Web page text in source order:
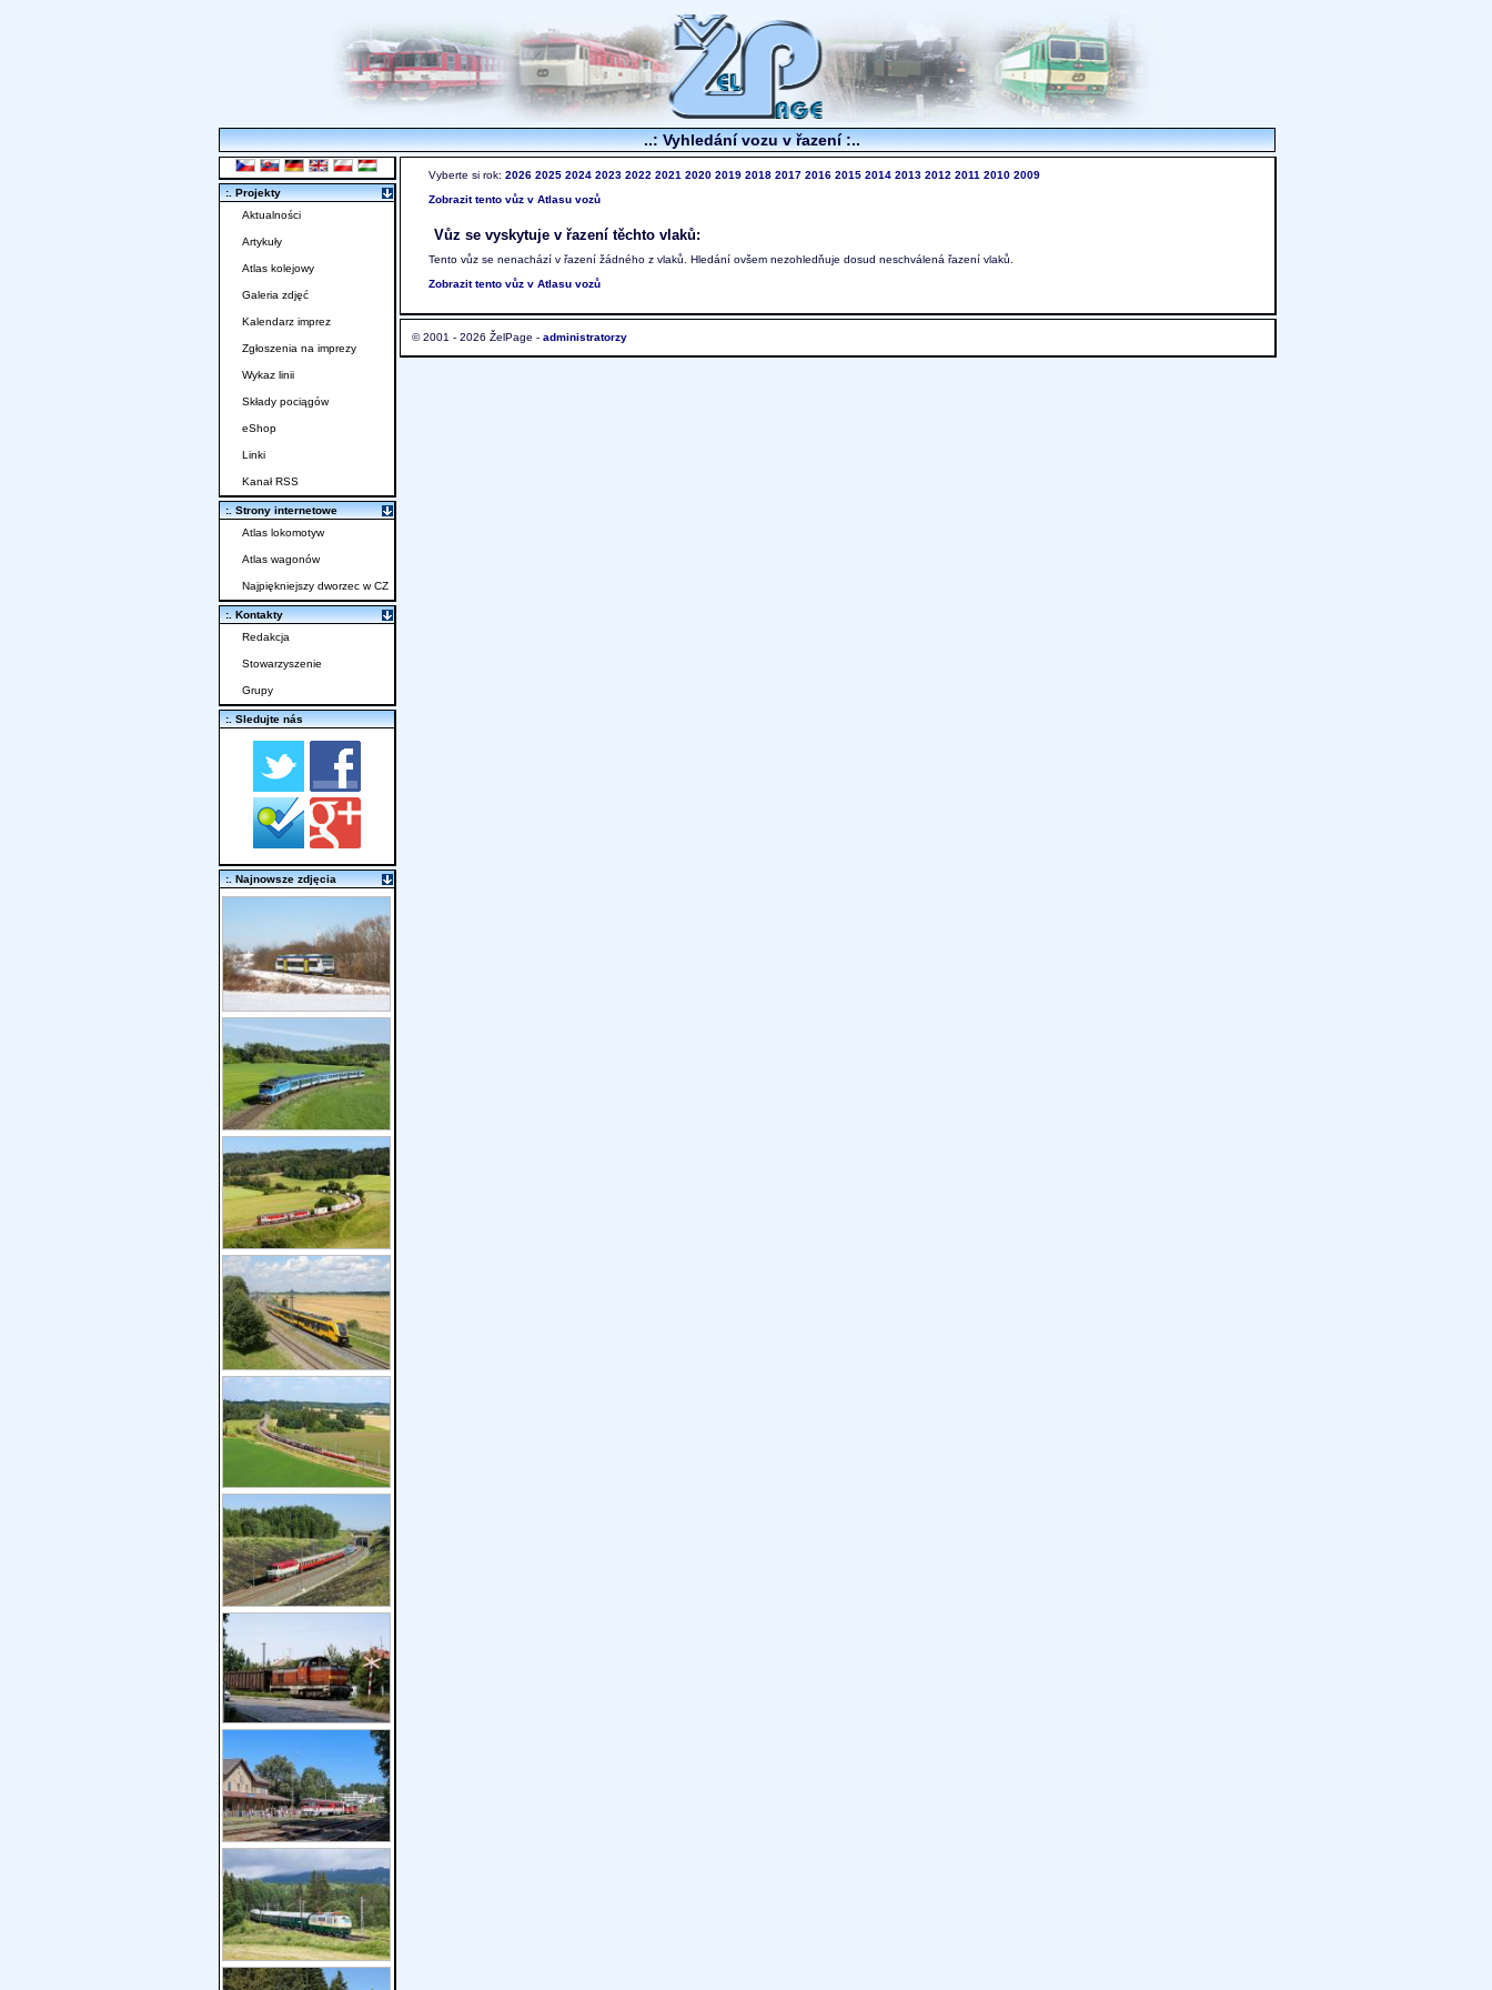
..: Vyhledání vozu v řazení :..
Vyberte si rok: 2026 2025 2024 2023 2022 2021 2020 2019 2018 2017 2016 2015 2014 2013 2012 2011 2010 2009
Zobrazit tento vůz v Atlasu vozů
Vůz se vyskytuje v řazení těchto vlaků:
Tento vůz se nenachází v řazení žádného z vlaků. Hledání ovšem nezohledňuje dosud neschválená řazení vlaků.
Zobrazit tento vůz v Atlasu vozů
© 2001 - 2026 ŽelPage - administratorzy
:. Projekty
Aktualności
Artykuły
Atlas kolejowy
Galeria zdjęć
Kalendarz imprez
Zgłoszenia na imprezy
Wykaz linii
Składy pociągów
eShop
Linki
Kanał RSS
:. Strony internetowe
Atlas lokomotyw
Atlas wagonów
Najpiękniejszy dworzec w CZ
:. Kontakty
Redakcja
Stowarzyszenie
Grupy
:. Sledujte nás
:. Najnowsze zdjęcia